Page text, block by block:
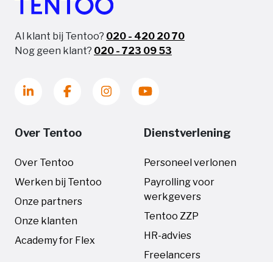
Al klant bij Tentoo? 020 - 420 20 70
Nog geen klant? 020 - 723 09 53
Over Tentoo
Over Tentoo
Werken bij Tentoo
Onze partners
Onze klanten
Academy for Flex
Dienstverlening
Personeel verlonen
Payrolling voor
werkgevers
Tentoo ZZP
HR-advies
Freelancers